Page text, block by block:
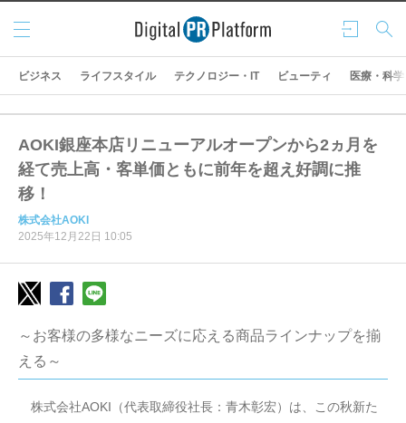
ログ
イン
検索
メニ
ュー
ビジネス ライフスタイル テクノロジー・IT ビューティ 医療・科学
AOKI銀座本店リニューアルオープンから2ヵ月を
経て売上高・客単価ともに前年を超え好調に推
移！
株式会社AOKI
2025年12月22日 10:05
～お客様の多様なニーズに応える商品ラインナップを揃
える～
株式会社AOKI（代表取締役社長：青木彰宏）は、この秋新た